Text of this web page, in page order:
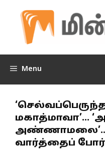
content
Menu
மகாத்மாவா’…
அண்ணாமலை’…
வார்த்தைப்